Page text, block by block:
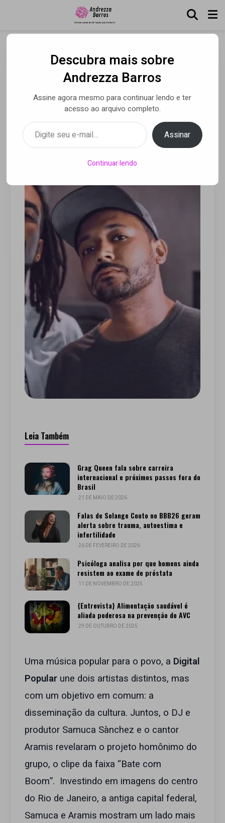
Digital Popular apresenta
trabalho espalhando
cultura
Por Andrezza Barros• 09 jul 2021
Leia Também
Grag Queen fala sobre carreira
internacional e próximos passos fora do
Brasil
21 DE MAIO DE 2026
Falas de Solange Couto no BBB26 geram
alerta sobre trauma, autoestima e
infertilidade
26 DE FEVEREIRO DE 2026
Psicóloga analisa por que homens ainda
resistem ao exame de próstata
11 DE NOVEMBRO DE 2025
{Entrevista} Alimentação saudável é
aliada poderosa na prevenção do AVC
29 DE OUTUBRO DE 2025
Uma música popular para o povo, a Digital
Popular une dois artistas distintos, mas
com um objetivo em comum: a
disseminação da cultura. Juntos, o DJ e
produtor Samuca Sànchez e o cantor
Aramis revelaram o projeto homônimo do
grupo, o clipe da faixa “Bate com
Boom”. Investindo em imagens do centro
do Rio de Janeiro, a antiga capital federal,
Samuca e Aramis mostram um lado mais
Descubra mais sobre
Andrezza Barros
Assine agora mesmo para continuar lendo e ter
acesso ao arquivo completo.
Digite seu e-mail…
Assinar
Continuar lendo